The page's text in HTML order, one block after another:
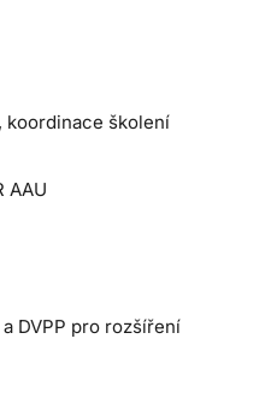
koordinace školení
AAU
DVPP pro rozšíření